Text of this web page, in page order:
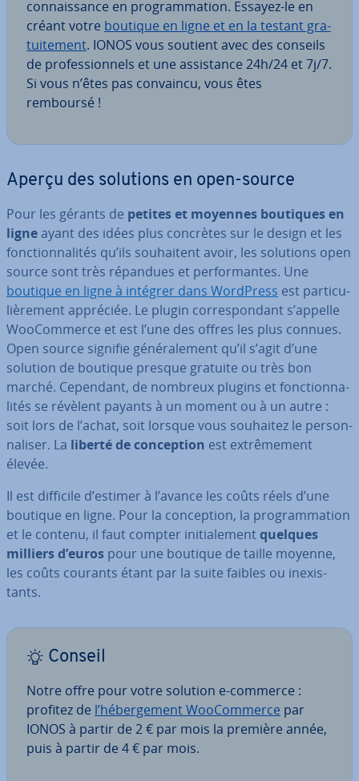
con­nais­sance en pro­gram­ma­tion. Essayez-le en
créant votre boutique en ligne et en la testant gra­
tui­te­ment. IONOS vous soutient avec des conseils
de pro­fes­sion­nels et une as­sis­tance 24h/24 et 7j/7.
Si vous n’êtes pas convaincu, vous êtes
remboursé !
Aperçu des solutions en open-source
Pour les gérants de petites et moyennes boutiques en
ligneayant des idées plus concrètes sur le design et les
fonc­tion­na­li­tés qu’ils sou­hai­tent avoir, les solutions open
source sont très répandues et per­for­mantes. Une
boutique en ligne à intégrer dans WordPress est par­ti­cu­
liè­re­ment appréciée. Le plugin cor­res­pon­dant s’appelle
Woo­Com­merce et est l’une des offres les plus connues.
Open source signifie gé­né­ra­le­ment qu’il s’agit d’une
solution de boutique presque gratuite ou très bon
marché. Cependant, de nombreux plugins et fonc­tion­na­
li­tés se révèlent payants à un moment ou à un autre :
soit lors de l’achat, soit lorsque vous souhaitez le per­son­
na­li­ser. La liberté de con­cep­tion est ex­trê­me­ment
élevée.
Il est difficile d’estimer à l’avance les coûts réels d’une
boutique en ligne. Pour la con­cep­tion, la pro­gram­ma­tion
et le contenu, il faut compter ini­tia­le­mentquelques
milliers d’euros pour une boutique de taille moyenne,
les coûts courants étant par la suite faibles ou inexis­
tants.
Conseil
Notre offre pour votre solution e-commerce :
profitez de l’hé­ber­ge­ment Woo­Com­merce par
IONOS à partir de 2 € par mois la première année,
puis à partir de 4 € par mois.